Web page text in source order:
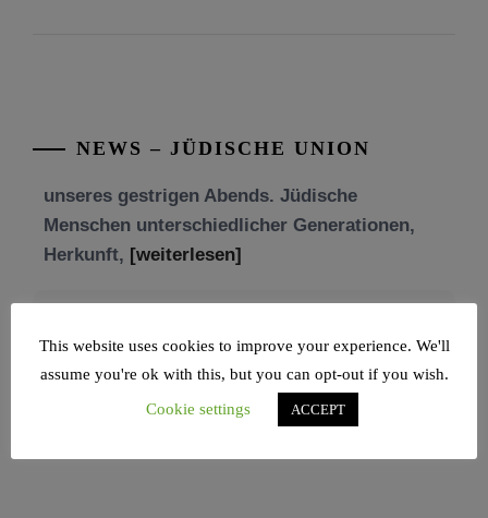
NEWS – JÜDISCHE UNION
Menschen unterschiedlicher Generationen,
Tisch’a beAw 5786
[weiterlesen]
This website uses cookies to improve your experience. We'll
assume you're ok with this, but you can opt-out if you wish.
Cookie settings
ACCEPT